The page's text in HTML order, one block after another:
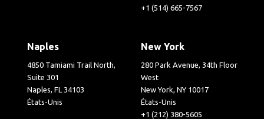
+1 (514) 665-7567
Naples
4850 Tamiami Trail North,
Suite 301
Naples, FL 34103
États-Unis
New York
280 Park Avenue, 34th Floor
West
New York, NY 10017
États-Unis
+1 (212) 380-5605